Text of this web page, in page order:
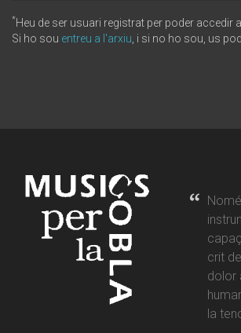
*Heu de ser usuari registrat per poder accedir
Si ho sou entreu a l'arxiu , i si no ho sou, us
crit
dolor
la